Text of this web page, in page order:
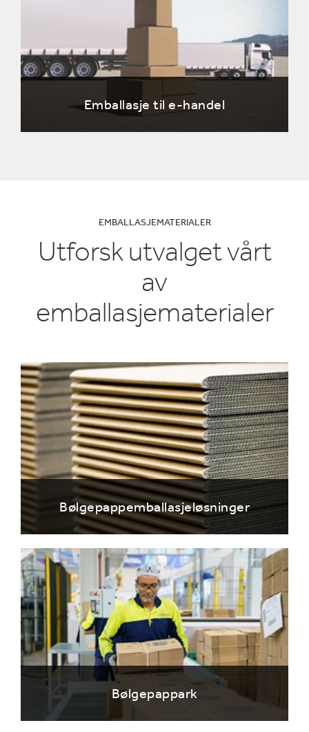
Emballasje til e-handel
EMBALLASJEMATERIALER
Utforsk utvalget vårt
av
emballasjematerialer
Bølgepappemballasjeløsninger
Bølgepappark